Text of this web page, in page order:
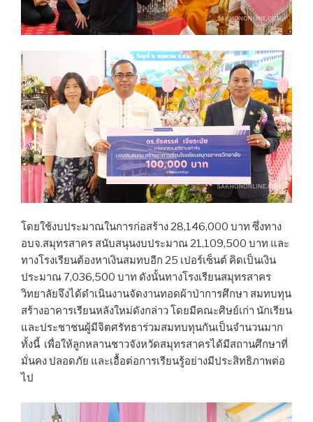
โดยใช้งบประมาณในการก่อสร้าง 28,146,000 บาท ซึ่งทาง
อบจ.สมุทรสาคร สนับสนุนงบประมาณ 21,109,500 บาท และ
ทางโรงเรียนต้องหาเงินสมทบอีก 25 เปอร์เซ็นต์ คิดเป็นเงิน
ประมาณ 7,036,500 บาท ดังนั้นทางโรงเรียนสมุทรสาคร
วิทยาลัยจึงได้ดำเนินงานจัดงานทอดผ้าป่าการศึกษา สมทบทุน
สร้างอาคารเรียนหลังใหม่ดังกล่าว โดยมีคณะศิษย์เก่า นักเรียน
และประชาชนผู้มีจิตศรัทธาร่วมสมทบทุนกันเป็นจำนวนมาก
ทั้งนี้ เพื่อให้ลูกหลานชาวจังหวัดสมุทรสาครได้มีสถานศึกษาที่
มั่นคง ปลอดภัย และเอื้อต่อการเรียนรู้อย่างมีประสิทธิภาพต่อ
ไป